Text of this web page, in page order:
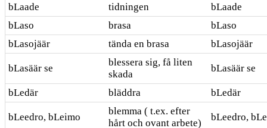
bLaade
tidningen
bLaade
bLaso
brasa
bLaso
bLasojäär
tända en brasa bLasojäär
bLasäär se
blessera sig, få liten
skada
bLasäär se
bLedär bläddra bLedär
bLeedro, bLeimo
blemma ( t.ex. efter
hårt och ovant arbete)
bLeedro,